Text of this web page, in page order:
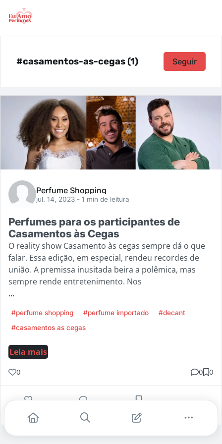
#casamentos-as-cegas (1) Seguir
Perfume Shopping
jul. 14, 2023 - 1 min de leitura
Perfumes para os participantes de
Casamentos às Cegas
O reality show Casamento às cegas sempre dá o que
falar. Essa edição, em especial, rendeu recordes de
união. A premissa inusitada beira a polêmica, mas
sempre rende entretenimento. Nos
...
#perfume shopping #perfume importado
#decant
#casamentos as cegas
Leia mais
0 0 0
Gostei Comentar Salvar